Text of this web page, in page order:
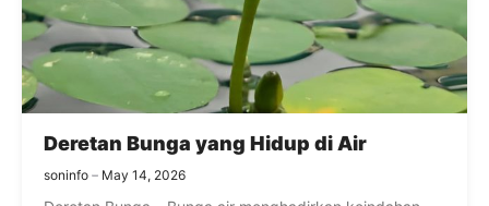
Deretan Bunga yang Hidup di Air
soninfo May 14, 2026